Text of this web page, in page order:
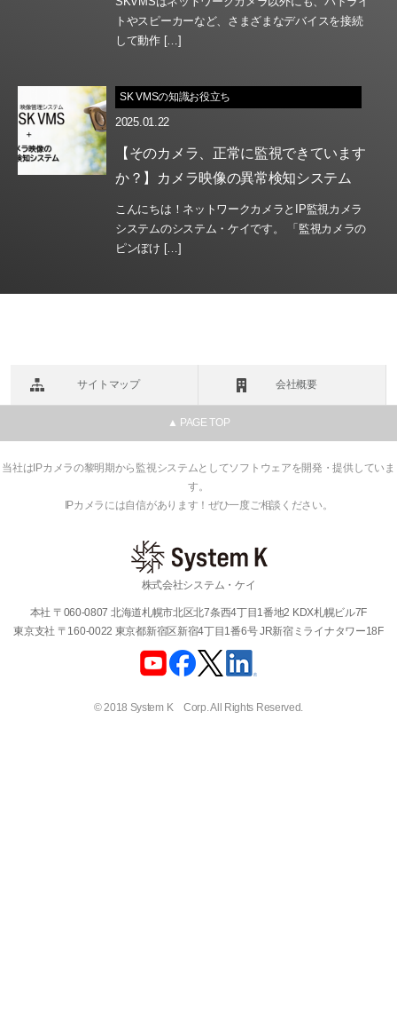
トやスピーカーなど、さまざまなデバイスを接続
して動作 […]
SK VMSの知識お役立ち
2025.01.22
【そのカメラ、正常に監視できています
か？】カメラ映像の異常検知システム
こんにちは！ネットワークカメラとIP監視カメラ
システムのシステム・ケイです。 「監視カメラの
ピンぼけ […]
サイトマップ 会社概要
▲ PAGE TOP
当社はIPカメラの黎明期から監視システムとしてソフトウェアを開発・提供していま
す。
IPカメラには自信があります！ぜひ一度ご相談ください。
株式会社システム・ケイ
本社 〒060-0807 北海道札幌市北区北7条西4丁目1番地2 KDX札幌ビル7F
東京支社 〒160-0022 東京都新宿区新宿4丁目1番6号 JR新宿ミライナタワー18F
© 2018 System K Corp. All Rights Reserved.